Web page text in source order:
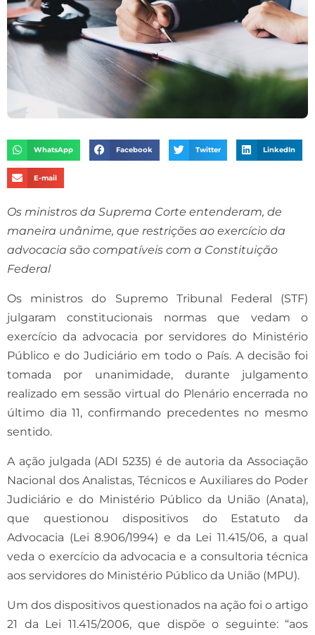
WhatsApp Facebook Twitter LinkedIn
E-mail
Os ministros da Suprema Corte entenderam, de
maneira unânime, que restrições ao exercício da
advocacia são compatíveis com a Constituição
Federal
Os ministros do Supremo Tribunal Federal (STF)
julgaram constitucionais normas que vedam o
exercício da advocacia por servidores do Ministério
Público e do Judiciário em todo o País. A decisão foi
tomada por unanimidade, durante julgamento
realizado em sessão virtual do Plenário encerrada no
último dia 11, confirmando precedentes no mesmo
sentido.
A ação julgada (ADI 5235) é de autoria da Associação
Nacional dos Analistas, Técnicos e Auxiliares do Poder
Judiciário e do Ministério Público da União (Anata),
que questionou dispositivos do Estatuto da
Advocacia (Lei 8.906/1994) e da Lei 11.415/06, a qual
veda o exercício da advocacia e a consultoria técnica
aos servidores do Ministério Público da União (MPU).
Um dos dispositivos questionados na ação foi o artigo
21 da Lei 11.415/2006, que dispõe o seguinte: “aos